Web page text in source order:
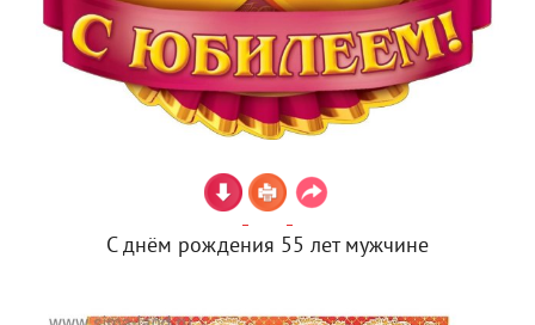
С днём рождения 55 лет мужчине